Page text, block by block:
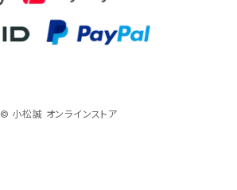
© 小松誠 オンラインストア